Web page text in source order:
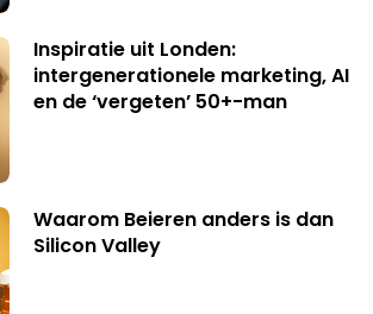
Inspiratie uit Londen:
intergenerationele marketing, AI
en de ‘vergeten’ 50+-man
Waarom Beieren anders is dan
Silicon Valley